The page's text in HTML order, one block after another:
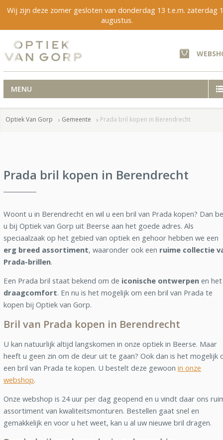
Wij zijn deze zomer gesloten van donderdag 13 t.e.m. zaterdag
augustus.
MENU
Optiek Van Gorp Gemeente Prada bril kopen in Berendrecht
Prada bril kopen in Berendrecht
Woont u in Berendrecht en wil u een bril van Prada kopen? Dan
u bij Optiek van Gorp uit Beerse aan het goede adres. Als
speciaalzaak op het gebied van optiek en gehoor hebben we een
erg breed assortiment, waaronder ook een ruime collectie
Prada-brillen.
Een Prada bril staat bekend om de iconische ontwerpen en het
draagcomfort. En nu is het mogelijk om een bril van Prada te
kopen bij Optiek van Gorp.
Bril van Prada kopen in Berendrecht
U kan natuurlijk altijd langskomen in onze optiek in Beerse. Maar
heeft u geen zin om de deur uit te gaan? Ook dan is het mogelijk
een bril van Prada te kopen. U bestelt deze gewoon in onze
webshop.
Onze webshop is 24 uur per dag geopend en u vindt daar ons
assortiment van kwaliteitsmonturen. Bestellen gaat snel en
gemakkelijk en voor u het weet, kan u al uw nieuwe bril dragen.